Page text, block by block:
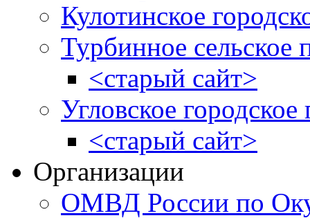
Кулотинское
Турбинное сельское
<старый сайт>
Угловское городское
<старый сайт>
Организации
ОМВД России по